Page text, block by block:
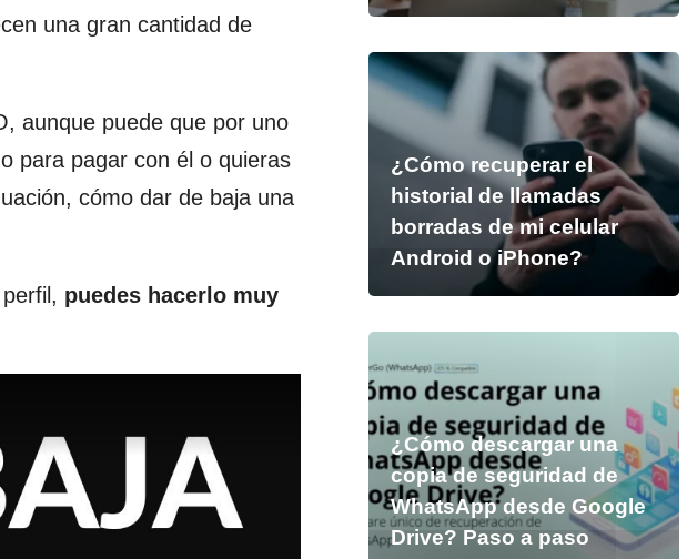
una gran cantidad de
aunque puede que por uno
para pagar con él o quieras
cómo dar de baja una
puedes hacerlo muy
¿Cómo recuperar el
historial de llamadas
borradas de mi celular
Android o iPhone?
¿Cómo descargar una
copia de seguridad de
WhatsApp desde Google
Drive? Paso a paso